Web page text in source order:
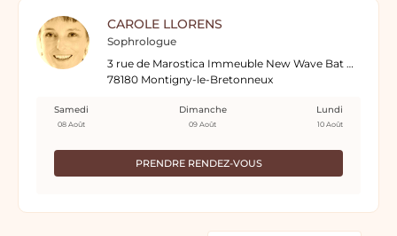
CAROLE LLORENS
Sophrologue
3 rue de Marostica Immeuble New Wave Bat A - Dyscover 4° étage
78180 Montigny-le-Bretonneux
PRENDRE RENDEZ-VOUS
Samedi
08 Août
Dimanche
09 Août
Lundi
10 Août